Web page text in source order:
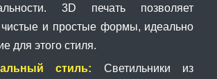
3D печать позволяет
чистые и простые формы, идеально
для этого стиля.
стиль: Светильники из